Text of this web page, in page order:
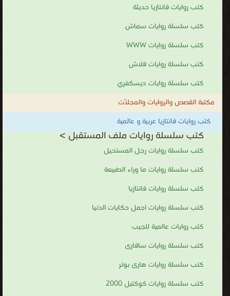
كتب روايات فانتازيا حديثة
كتب سلسلة روايات سماش
كتب سلسلة روايات WWW
كتب سلسلة روايات فلاش
كتب سلسلة روايات ديسكفري
مكتبة القصص والروايات والمجلّات
كتب روايات فانتازيا عربية و عالمية
كتب سلسلة روايات ملف المستقبل >
كتب سلسلة روايات رجل المستحيل
كتب سلسلة روايات ما وراء الطبيعة
كتب سلسلة روايات فانتازيا
كتب سلسلة روايات اجمل حكايات الدنيا
كتب روايات عالمية للجيب
كتب سلسلة روايات سافارى
كتب سلسلة روايات هارى بوتر
كتب سلسلة روايات كوكتيل 2000